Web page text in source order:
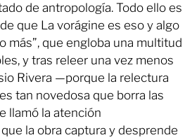
de antropología. Todo ello es
que La vorágine es eso y algo
más”, que engloba una multitud
y tras releer una vez menos
Rivera —porque la relectura
tan novedosa que borra las
llamó la atención
la obra captura y desprende